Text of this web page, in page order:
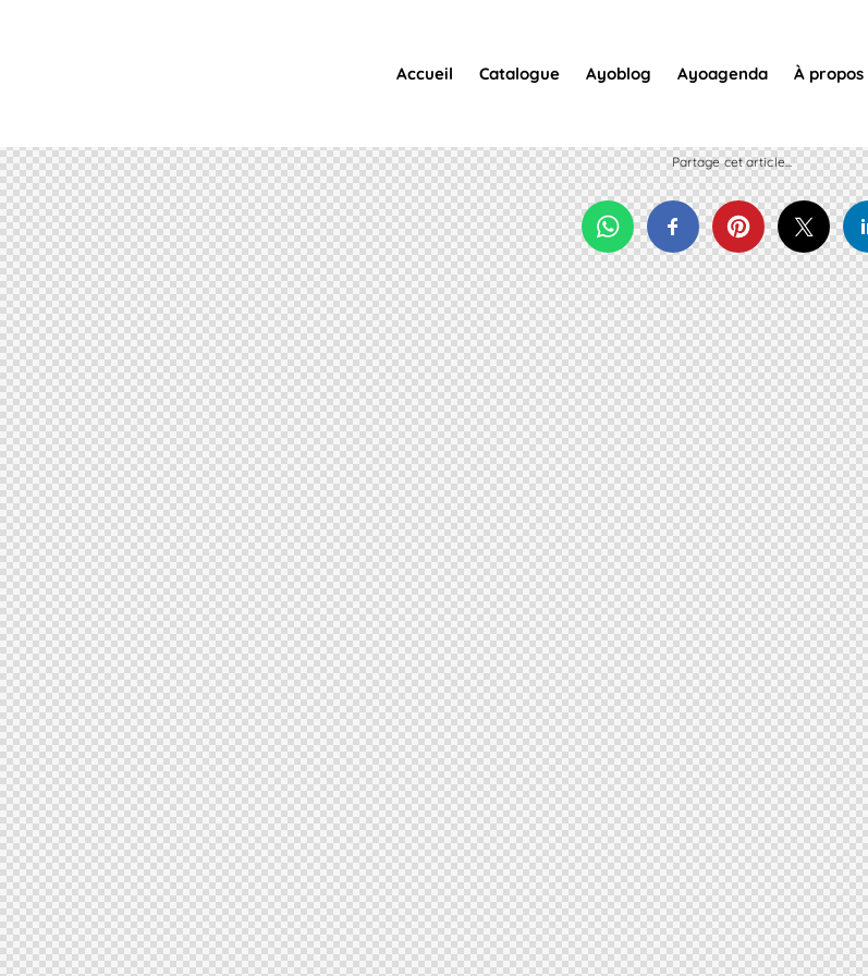
Accueil Catalogue Ayoblog Ayoagenda À propos
Partage cet article...